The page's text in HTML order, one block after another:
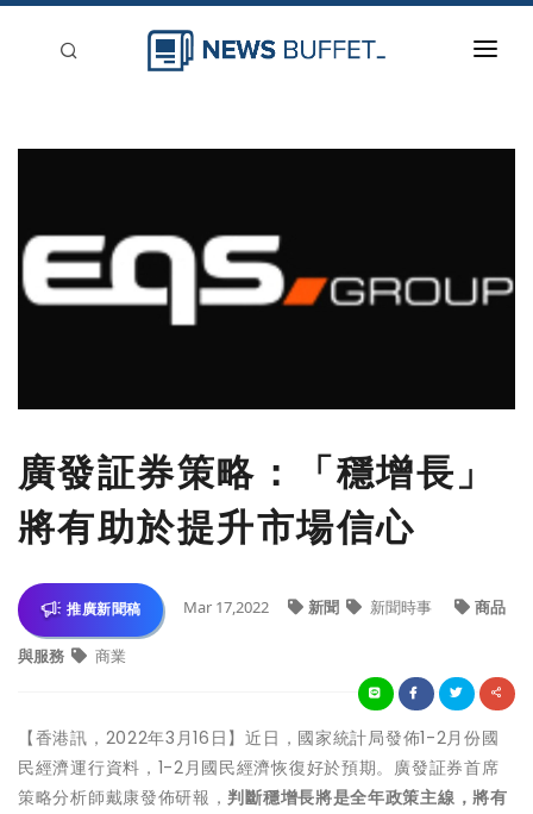
刊登
廣發証券策略：「穩增長」
將有助於提升市場信心
推廣新聞稿 Mar 17,2022 新聞 新聞時事 商品
與服務 商業
【香港訊，2022年3月16日】近日，國家統計局發佈1-2月份國
民經濟運行資料，1-2月國民經濟恢復好於預期。廣發​証券​首席
策略分析師戴康發佈研報，判斷穩增長將是全年政策主線，將​有